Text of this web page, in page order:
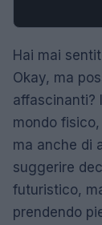
Hai mai
Okay, ma
affascinanti?
mondo
ma anche di
suggerire
futuristico,
prendendo